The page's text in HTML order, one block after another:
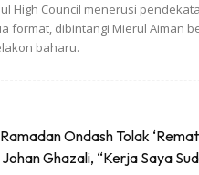
High Council menerusi
format, dibintangi Mierul Aiman
baharu.
Ramadan Ondash Tolak
Johan Ghazali, “Kerja Saya